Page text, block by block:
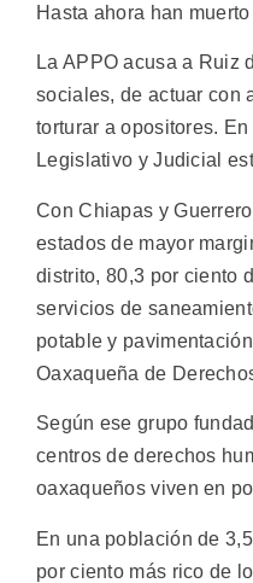
Hasta ahora han
La APPO acusa a Ruiz
sociales, de actuar con
torturar a opositores.
Legislativo y Judicial
Con Chiapas y
estados de mayor
distrito, 80,3 por ciento
servicios de
potable y
Oaxaqueña de
Según ese grupo
centros de derechos
oaxaqueños viven en
En una población de
por ciento más rico de